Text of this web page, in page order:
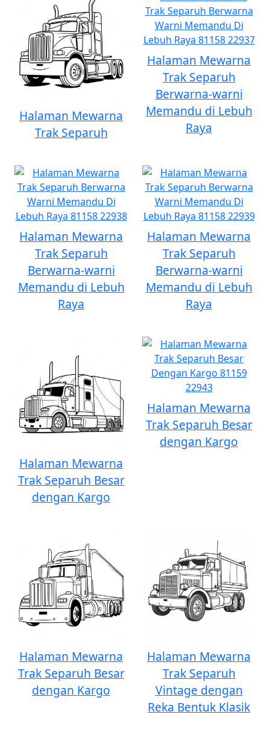
Halaman Mewarna
Trak Separuh
Halaman Mewarna
Trak Separuh
Berwarna-warni
Memandu di Lebuh
Raya
Halaman Mewarna
Trak Separuh
Berwarna-warni
Memandu di Lebuh
Raya
Halaman Mewarna
Trak Separuh
Berwarna-warni
Memandu di Lebuh
Raya
Halaman Mewarna
Trak Separuh Besar
dengan Kargo
Halaman Mewarna
Trak Separuh Besar
dengan Kargo
Halaman Mewarna
Trak Separuh Besar
dengan Kargo
Halaman Mewarna
Trak Separuh
Vintage dengan
Reka Bentuk Klasik